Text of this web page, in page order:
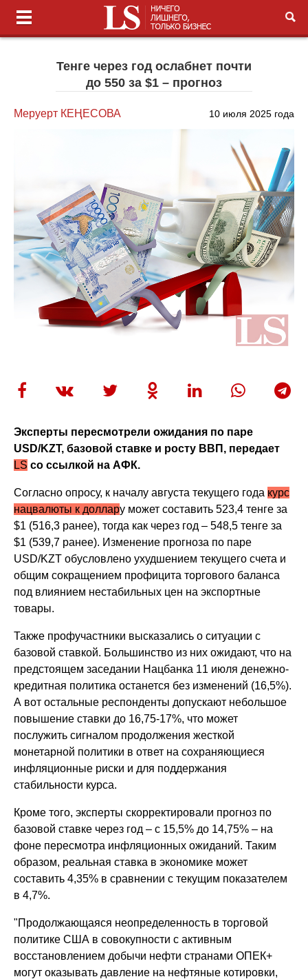
Тенге через год ослабнет почти
до 550 за $1 – прогноз
Меруерт КЕҢЕСОВА 10 июля 2025 года
Эксперты пересмотрели ожидания по паре
USD/KZT, базовой ставке и росту ВВП, передает
LS со ссылкой на АФК.
Согласно опросу, к началу августа текущего года курс
нацвалюты к доллару может составить 523,4 тенге за
$1 (516,3 ранее), тогда как через год – 548,5 тенге за
$1 (539,7 ранее). Изменение прогноза по паре
USD/KZT обусловлено ухудшением текущего счета и
общим сокращением профицита торгового баланса
под влиянием нестабильных цен на экспортные
товары.
Также профучастники высказались о ситуации с
базовой ставкой. Большинство из них ожидают, что на
предстоящем заседании Нацбанка 11 июля денежно-
кредитная политика останется без изменений (16,5%).
А вот остальные респонденты допускают небольшое
повышение ставки до 16,75-17%, что может
послужить сигналом продолжения жесткой
монетарной политики в ответ на сохраняющиеся
инфляционные риски и для поддержания
стабильности курса.
Кроме того, эксперты скорректировали прогноз по
базовой ставке через год – с 15,5% до 14,75% – на
фоне пересмотра инфляционных ожиданий. Таким
образом, реальная ставка в экономике может
составить 4,35% в сравнении с текущим показателем
в 4,7%.
"Продолжающаяся неопределенность в торговой
политике США в совокупности с активным
восстановлением добычи нефти странами ОПЕК+
могут оказывать давление на нефтяные котировки,